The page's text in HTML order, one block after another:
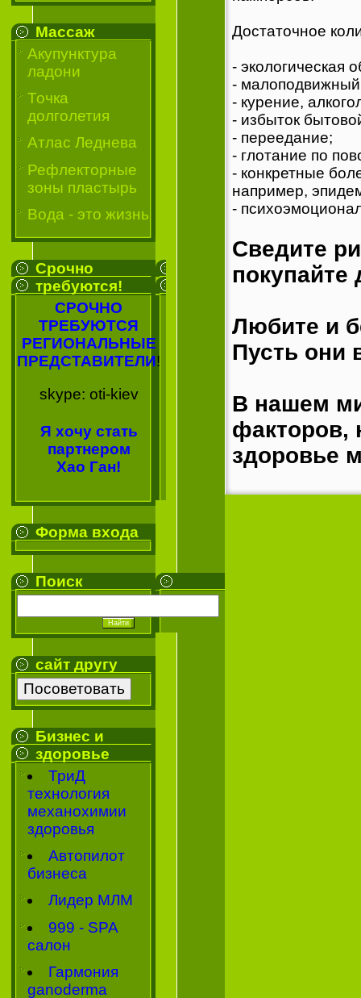
Массаж
Акупунктура
ладони
Точка
долголетия
Атлас Леднева
Рефлекторные
зоны пластырь
Вода - это жизнь
Срочно
требуются!
СРОЧНО
ТРЕБУЮТСЯ
РЕГИОНАЛЬНЫЕ
ПРЕДСТАВИТЕЛИ!
skype: oti-kiev
Я хочу стать
партнером
Хао Ган!
Форма входа
Поиск
сайт другу
Бизнес и
здоровье
ТриД
технология
механохимии
здоровья
Автопилот
бизнеса
Лидер МЛМ
999 - SPA
салон
Гармония
ganoderma
Достаточное
- экологическая
-
- курение,
- избыток
- переедание;
- глотание по
- конкретные
например,
-
Сведите
покупайте
Любите и
Пусть они
В нашем
факторов,
здоровье